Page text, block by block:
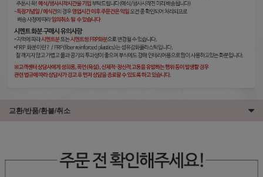
교환/반품/환불/취소